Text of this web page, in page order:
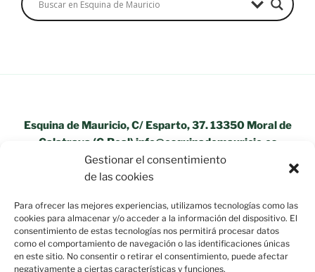
Gestionar el consentimiento
de las cookies
Para ofrecer las mejores experiencias, utilizamos tecnologías como las
cookies para almacenar y/o acceder a la información del dispositivo. El
consentimiento de estas tecnologías nos permitirá procesar datos
como el comportamiento de navegación o las identificaciones únicas
en este sitio. No consentir o retirar el consentimiento, puede afectar
negativamente a ciertas características y funciones.
Esquina de Mauricio, C/ Esparto, 37. 13350 Moral de
Calatrava (C.Real) info@esquinademauricio.es
«Aviso Legal»